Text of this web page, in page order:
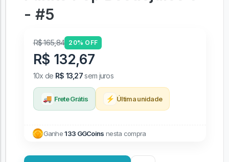
- #5
R$ 165,84 20% OFF
R$ 132,67
10x de R$ 13,27sem juros
🚚 Frete Grátis ⚡ Última unidade
Ganhe133 GGCoins nesta compra